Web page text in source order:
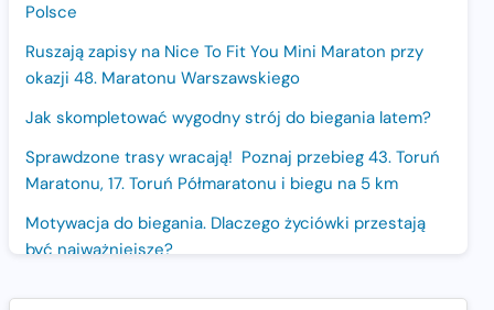
Polsce
Ruszają zapisy na Nice To Fit You Mini Maraton przy
okazji 48. Maratonu Warszawskiego
Jak skompletować wygodny strój do biegania latem?
Sprawdzone trasy wracają! Poznaj przebieg 43. Toruń
Maratonu, 17. Toruń Półmaratonu i biegu na 5 km
Motywacja do biegania. Dlaczego życiówki przestają
być najważniejsze?